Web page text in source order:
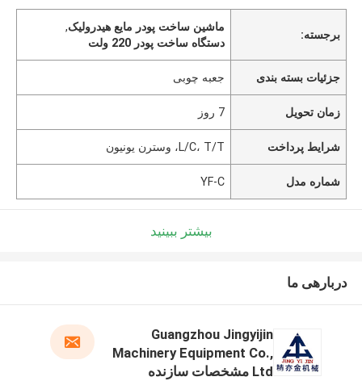
برجسته:
ماشین ساخت پودر مایع هیدرولیک,
دستگاه ساخت پودر 220 ولت
جزئیات بسته بندی جعبه چوبی
زمان تحویل 7 روز
شرایط پرداخت L/C، T/T، وسترن یونیون
شماره مدل YF-C
بیشتر ببینید
دربارهی ما
Guangzhou Jingyijin
Machinery Equipment Co.,
Ltd مشخصات سازنده